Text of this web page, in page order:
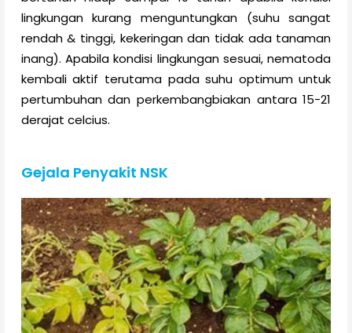
lingkungan kurang menguntungkan (suhu sangat
rendah & tinggi, kekeringan dan tidak ada tanaman
inang). Apabila kondisi lingkungan sesuai, nematoda
kembali aktif terutama pada suhu optimum untuk
pertumbuhan dan perkembangbiakan antara 15-21
derajat celcius.
Gejala Penyakit NSK